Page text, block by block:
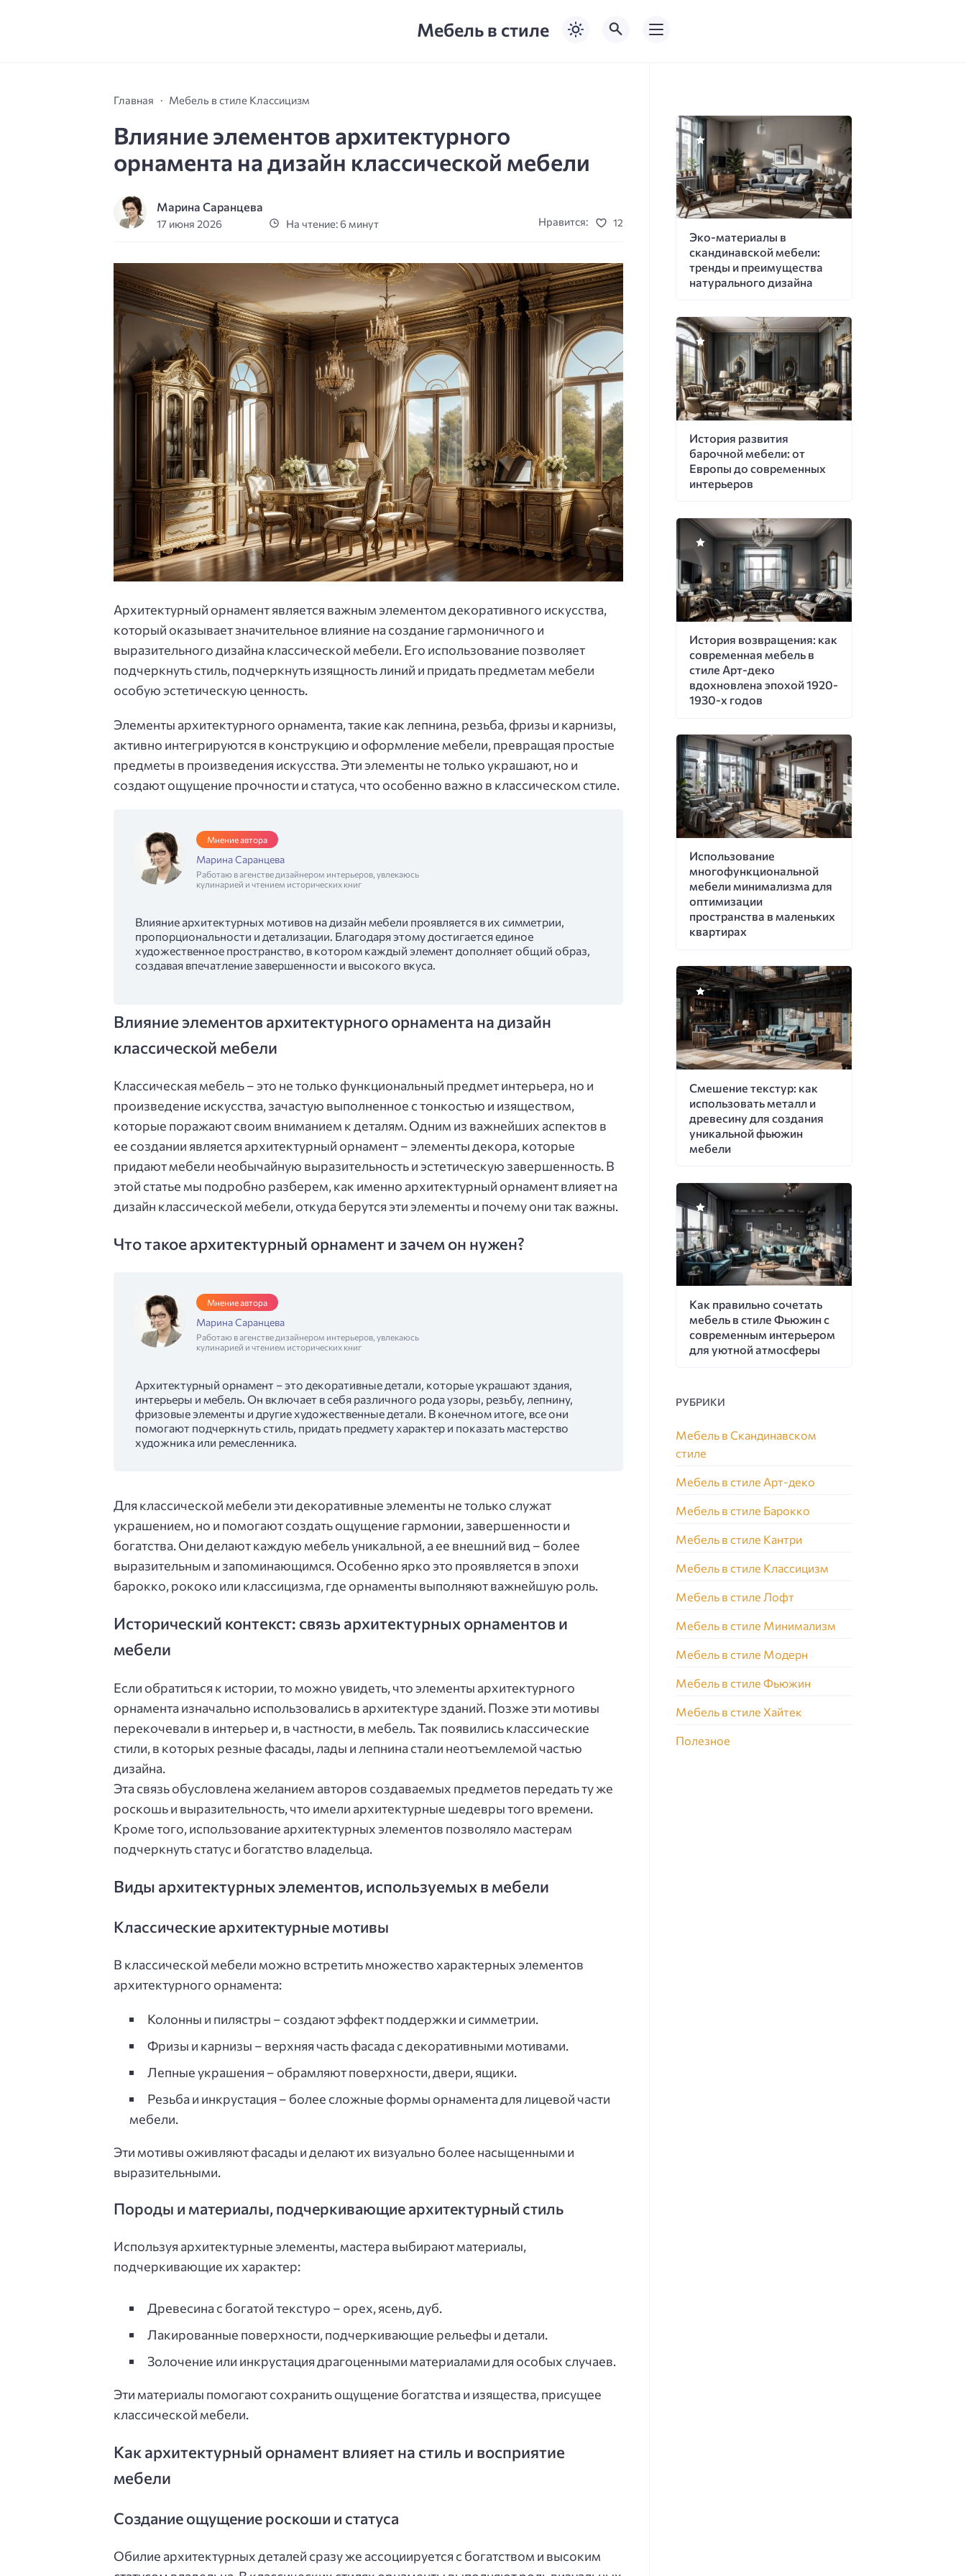
Мебель в стиле
Главная Мебель в стиле Классицизм
Влияние элементов архитектурного
орнамента на дизайн классической мебели
Марина Саранцева
17 июня 2026 На чтение: 6 минут Нравится: 12
Архитектурный орнамент является важным элементом декоративного искусства,
который оказывает значительное влияние на создание гармоничного и
выразительного дизайна классической мебели. Его использование позволяет
подчеркнуть стиль, подчеркнуть изящность линий и придать предметам мебели
особую эстетическую ценность.
Элементы архитектурного орнамента, такие как лепнина, резьба, фризы и карнизы,
активно интегрируются в конструкцию и оформление мебели, превращая простые
предметы в произведения искусства. Эти элементы не только украшают, но и
создают ощущение прочности и статуса, что особенно важно в классическом стиле.
Мнение автора
Марина Саранцева
Работаю в агенстве дизайнером интерьеров, увлекаюсь
кулинарией и чтением исторических книг
Влияние архитектурных мотивов на дизайн мебели проявляется в их симметрии,
пропорциональности и детализации. Благодаря этому достигается единое
художественное пространство, в котором каждый элемент дополняет общий образ,
создавая впечатление завершенности и высокого вкуса.
Влияние элементов архитектурного орнамента на дизайн
классической мебели
Классическая мебель – это не только функциональный предмет интерьера, но и
произведение искусства, зачастую выполненное с тонкостью и изяществом,
которые поражают своим вниманием к деталям. Одним из важнейших аспектов в
ее создании является архитектурный орнамент – элементы декора, которые
придают мебели необычайную выразительность и эстетическую завершенность. В
этой статье мы подробно разберем, как именно архитектурный орнамент влияет на
дизайн классической мебели, откуда берутся эти элементы и почему они так важны.
Что такое архитектурный орнамент и зачем он нужен?
Мнение автора
Марина Саранцева
Работаю в агенстве дизайнером интерьеров, увлекаюсь
кулинарией и чтением исторических книг
Архитектурный орнамент – это декоративные детали, которые украшают здания,
интерьеры и мебель. Он включает в себя различного рода узоры, резьбу, лепнину,
фризовые элементы и другие художественные детали. В конечном итоге, все они
помогают подчеркнуть стиль, придать предмету характер и показать мастерство
художника или ремесленника.
Для классической мебели эти декоративные элементы не только служат
украшением, но и помогают создать ощущение гармонии, завершенности и
богатства. Они делают каждую мебель уникальной, а ее внешний вид – более
выразительным и запоминающимся. Особенно ярко это проявляется в эпохи
барокко, рококо или классицизма, где орнаменты выполняют важнейшую роль.
Исторический контекст: связь архитектурных орнаментов и
мебели
Если обратиться к истории, то можно увидеть, что элементы архитектурного
орнамента изначально использовались в архитектуре зданий. Позже эти мотивы
перекочевали в интерьер и, в частности, в мебель. Так появились классические
стили, в которых резные фасады, лады и лепнина стали неотъемлемой частью
дизайна.
Эта связь обусловлена желанием авторов создаваемых предметов передать ту же
роскошь и выразительность, что имели архитектурные шедевры того времени.
Кроме того, использование архитектурных элементов позволяло мастерам
подчеркнуть статус и богатство владельца.
Виды архитектурных элементов, используемых в мебели
Классические архитектурные мотивы
В классической мебели можно встретить множество характерных элементов
архитектурного орнамента:
Колонны и пилястры – создают эффект поддержки и симметрии.
Фризы и карнизы – верхняя часть фасада с декоративными мотивами.
Лепные украшения – обрамляют поверхности, двери, ящики.
Резьба и инкрустация – более сложные формы орнамента для лицевой части
мебели.
Эти мотивы оживляют фасады и делают их визуально более насыщенными и
выразительными.
Породы и материалы, подчеркивающие архитектурный стиль
Используя архитектурные элементы, мастера выбирают материалы,
подчеркивающие их характер:
Древесина с богатой текстуро – орех, ясень, дуб.
Лакированные поверхности, подчеркивающие рельефы и детали.
Золочение или инкрустация драгоценными материалами для особых случаев.
Эти материалы помогают сохранить ощущение богатства и изящества, присущее
классической мебели.
Как архитектурный орнамент влияет на стиль и восприятие
мебели
Создание ощущение роскоши и статуса
Обилие архитектурных деталей сразу же ассоциируется с богатством и высоким
Эко-материалы в
скандинавской мебели:
тренды и преимущества
натурального дизайна
История развития
барочной мебели: от
Европы до современных
интерьеров
История возвращения: как
современная мебель в
стиле Арт-деко
вдохновлена эпохой 1920-
1930-х годов
Использование
многофункциональной
мебели минимализма для
оптимизации
пространства в маленьких
квартирах
Смешение текстур: как
использовать металл и
древесину для создания
уникальной фьюжин
мебели
Как правильно сочетать
мебель в стиле Фьюжин с
современным интерьером
для уютной атмосферы
РУБРИКИ
Мебель в Скандинавском
стиле
Мебель в стиле Арт-деко
Мебель в стиле Барокко
Мебель в стиле Кантри
Мебель в стиле Классицизм
Мебель в стиле Лофт
Мебель в стиле Минимализм
Мебель в стиле Модерн
Мебель в стиле Фьюжин
Мебель в стиле Хайтек
Полезное